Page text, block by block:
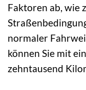
Faktoren ab, wie
normaler
können Sie mit
zehntausend